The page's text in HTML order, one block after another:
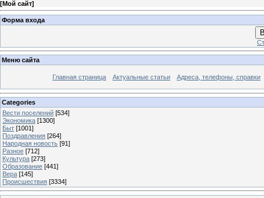
[Мой сайт]
Форма входа
Меню сайта
Главная страница Актуальные статьи Адреса, телефоны, справки
Categories
Вести поселений [534]
Экономика [1300]
Быт [1001]
Поздравления [264]
Народная новость [91]
Разное [712]
Культура [273]
Образование [441]
Вера [145]
Происшествия [3334]